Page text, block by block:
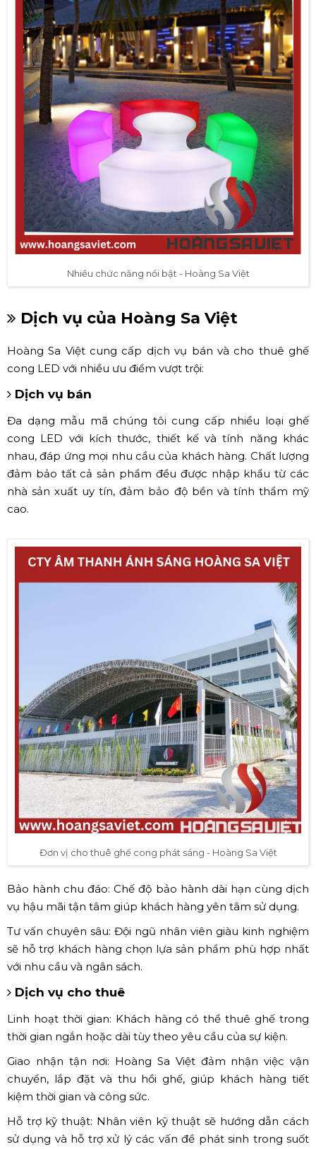
Nhiều chức năng nổi bật - Hoàng Sa Việt
Dịch vụ của Hoàng Sa Việt
Hoàng Sa Việt cung cấp dịch vụ bán và cho thuê ghế
cong LED với nhiều ưu điểm vượt trội:
Dịch vụ bán
Đa dạng mẫu mã chúng tôi cung cấp nhiều loại ghế
cong LED với kích thước, thiết kế và tính năng khác
nhau, đáp ứng mọi nhu cầu của khách hàng. Chất lượng
đảm bảo tất cả sản phẩm đều được nhập khẩu từ các
nhà sản xuất uy tín, đảm bảo độ bền và tính thẩm mỹ
cao.
Đơn vị cho thuê ghế cong phát sáng - Hoàng Sa Việt
Bảo hành chu đáo: Chế độ bảo hành dài hạn cùng dịch
vụ hậu mãi tận tâm giúp khách hàng yên tâm sử dụng.
Tư vấn chuyên sâu: Đội ngũ nhân viên giàu kinh nghiệm
sẽ hỗ trợ khách hàng chọn lựa sản phẩm phù hợp nhất
với nhu cầu và ngân sách.
Dịch vụ cho thuê
Linh hoạt thời gian: Khách hàng có thể thuê ghế trong
thời gian ngắn hoặc dài tùy theo yêu cầu của sự kiện.
Giao nhận tận nơi: Hoàng Sa Việt đảm nhận việc vận
chuyển, lắp đặt và thu hồi ghế, giúp khách hàng tiết
kiệm thời gian và công sức.
Hỗ trợ kỹ thuật: Nhân viên kỹ thuật sẽ hướng dẫn cách
sử dụng và hỗ trợ xử lý các vấn đề phát sinh trong suốt